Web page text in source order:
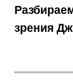
зрения